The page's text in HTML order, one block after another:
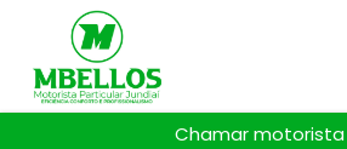
Chamar motorista